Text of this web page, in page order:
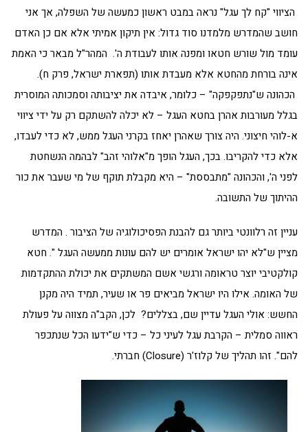
הציווי "קח לך עגל" נראה במבט ראשון כמעשה של השפלה, אך אני
חושב שהמדרש מלמדנו סוד גדול: אין תיקון אמיתי אלא אם כן האדם
עומד מול שורש חטאו ומפנה אותו לעבודת ה'. המהר"ל מבאר כי האמת
אינה בורחת מהחטא אלא מעבדת אותו (תפארת ישראל, פרק ח).
הכהונה ש"נתפקפקה" – כלומר, איבדה את יציבותה וסמכותה המוסרית
בגלל מעורבות אהרן בחטא העגל – לא יכלה להשתקם רק על ידי ציווי
א-לוהי חיצוני. היה צורך שאהרן יאחז בקרני העגל ממש, לא כדי לעבדו,
אלא כדי להקריבו. בכך, העגל הופך מ"אלוהי זהב" לבהמה הנשחטת
לפני ה', והכהונה "מתבססת" – היא מקבלת תוקף של מי שעבר את כור
ההיתוך של התשובה.
עניין זה רלוונטי ביותר גם להבנת הפסיכולוגיה של הציבור . המדרש
מציין ש"לא יהו ישראל אומרים יש להם עונות ממעשה העגל ". חטא
קולקטיבי יוצר טראומה ורגשי אשם המשתקים את יכולת ההתקדמות
של האומה. אילו היו ישראל מביאים פר או שעיר, תמיד היה מקנן
החשש: אולי העגל עדיין שם, בצללים? לכן, הקב"ה מצווה על פעולת
ראווה סמלית – הקרבת עגל לעיני כל – כדי ש"ידעו הכל שנתכפר
להם". זהו תהליך של קלוז'ר (Closure) חברתי.